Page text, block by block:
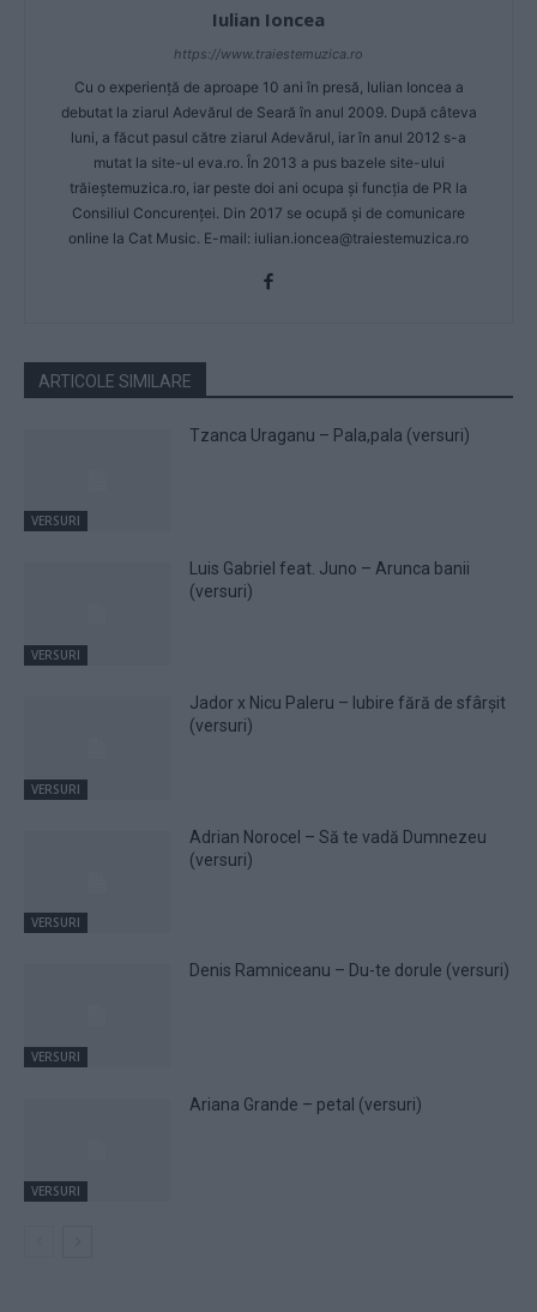
Iulian Ioncea
https://www.traiestemuzica.ro
Cu o experiență de aproape 10 ani în presă, Iulian Ioncea a
debutat la ziarul Adevărul de Seară în anul 2009. După câteva
luni, a făcut pasul către ziarul Adevărul, iar în anul 2012 s-a
mutat la site-ul eva.ro. În 2013 a pus bazele site-ului
trăieștemuzica.ro, iar peste doi ani ocupa și funcția de PR la
Consiliul Concurenței. Din 2017 se ocupă și de comunicare
online la Cat Music. E-mail: iulian.ioncea@traiestemuzica.ro
ARTICOLE SIMILARE
VERSURI
Tzanca Uraganu – Pala,pala (versuri)
VERSURI
Luis Gabriel feat. Juno – Arunca banii
(versuri)
VERSURI
Jador x Nicu Paleru – Iubire fără de sfârșit
(versuri)
VERSURI
Adrian Norocel – Să te vadă Dumnezeu
(versuri)
VERSURI
Denis Ramniceanu – Du-te dorule (versuri)
VERSURI
Ariana Grande – petal (versuri)